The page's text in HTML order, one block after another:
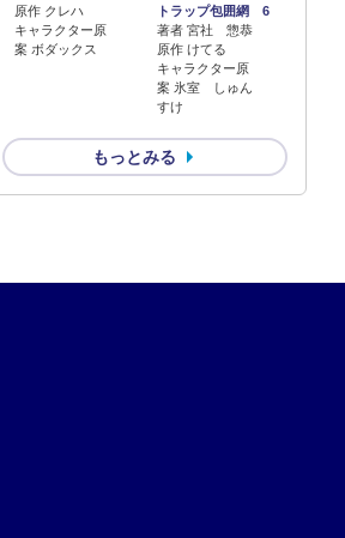
原作 クレハ
キャラクター原
案 ボダックス
トラップ包囲網 6
著者 宮社 惣恭
原作 けてる
キャラクター原
案 氷室 しゅん
すけ
もっとみる